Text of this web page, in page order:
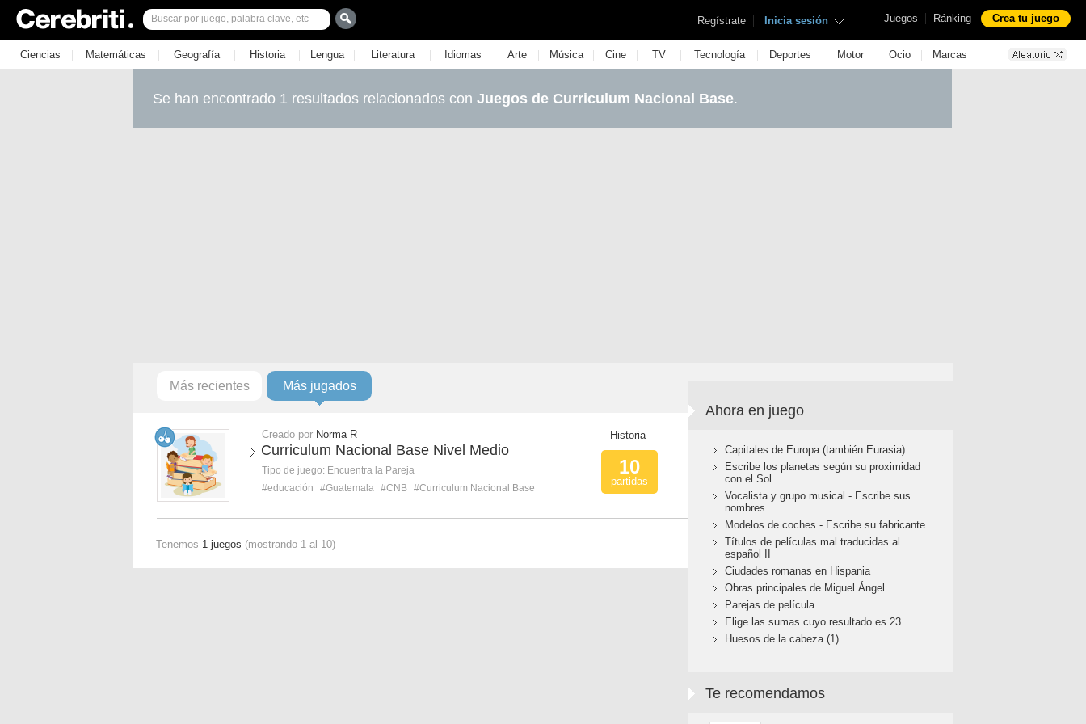
Juegos | Ránking Crea tu juego
Regístrate | Inicia sesión
Ciencias | Matemáticas | Geografía | Historia | Lengua | Literatura | Idiomas | Arte | Música | Cine | TV | Tecnología | Deportes | Motor | Ocio | Marcas
Se han encontrado 1 resultados relacionados con Juegos de Curriculum Nacional Base.
Más recientes Más jugados
Creado por Norma R
Curriculum Nacional Base Nivel Medio
Tipo de juego: Encuentra la Pareja
#educación
#Guatemala #CNB #Curriculum Nacional Base
Historia
10
partidas
Tenemos 1 juegos (mostrando 1 al 10)
Ahora en juego
Capitales de Europa (también Eurasia)
Escribe los planetas según su proximidad
con el Sol
Vocalista y grupo musical - Escribe sus
nombres
Modelos de coches - Escribe su fabricante
Títulos de películas mal traducidas al
español II
Ciudades romanas en Hispania
Obras principales de Miguel Ángel
Parejas de película
Elige las sumas cuyo resultado es 23
Huesos de la cabeza (1)
Te recomendamos